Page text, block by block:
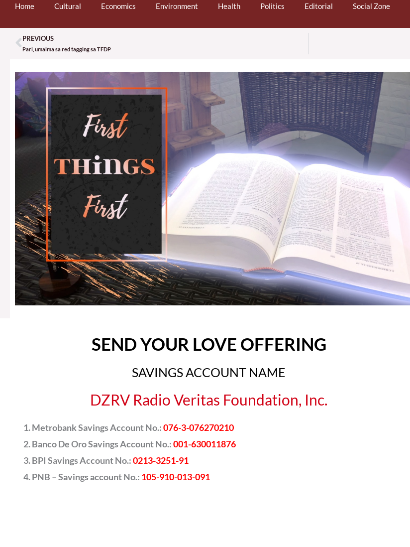
Home Cultural Economics Environment Health Politics Editorial Social Zone
Prev
PREVIOUS
Pari, umalma sa red tagging sa TFDP
SEND YOUR LOVE OFFERING
SAVINGS ACCOUNT NAME
DZRV Radio Veritas Foundation, Inc.
Metrobank Savings Account No.:076-3-076270210
Banco De Oro Savings Account No.:001-630011876
BPI Savings Account No.:0213-3251-91
PNB – Savings account No.: 105-910-013-091